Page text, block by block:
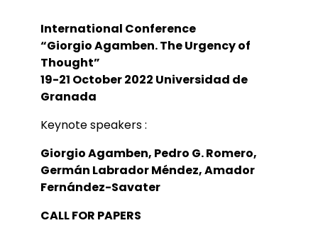
International Conference
“Giorgio Agamben. The Urgency of
Thought”
19-21 October 2022 Universidad de
Granada
Keynote speakers :
Giorgio Agamben, Pedro G. Romero,
Germán Labrador Méndez, Amador
Fernández-Savater
CALL FOR PAPERS